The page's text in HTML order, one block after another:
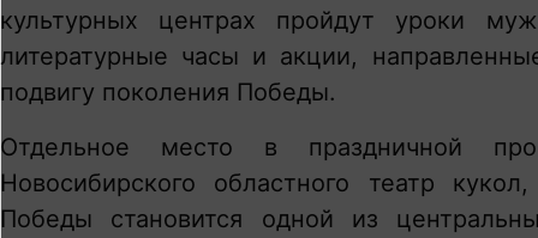
культурных центрах пройдут уроки
литературные часы и акции,
подвигу поколения Победы.
Отдельное место в праздничной
Новосибирского областного театр
Победы становится одной из